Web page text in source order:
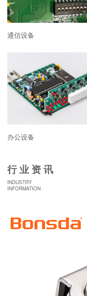
通信设备
办公设备
行业资讯
INDUSTRY
INFORMATION